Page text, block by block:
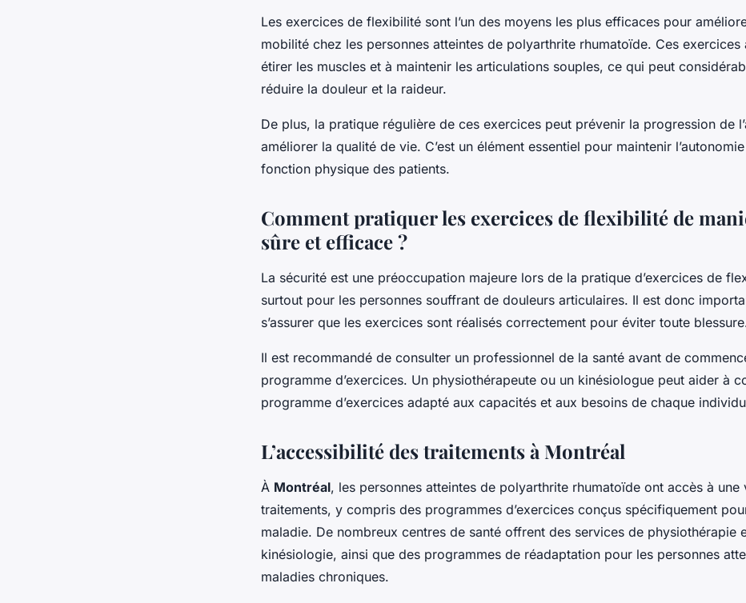
Les exercices de flexibilité sont l’un des moyens les plus efficaces pour
mobilité chez les personnes atteintes de polyarthrite rhumatoïde. Ces exercices
étirer les muscles et à maintenir les articulations souples, ce qui peut
réduire la douleur et la raideur.
De plus, la pratique régulière de ces exercices peut prévenir la progression de
améliorer la qualité de vie. C’est un élément essentiel pour maintenir
fonction physique des patients.
Comment pratiquer les exercices de flexibilité de
sûre et efficace ?
La sécurité est une préoccupation majeure lors de la pratique d’exercices de
surtout pour les personnes souffrant de douleurs articulaires. Il est donc
s’assurer que les exercices sont réalisés correctement pour éviter toute
Il est recommandé de consulter un professionnel de la santé avant de
programme d’exercices. Un physiothérapeute ou un kinésiologue peut aider à
programme d’exercices adapté aux capacités et aux besoins de chaque
L’accessibilité des traitements à Montréal
À Montréal, les personnes atteintes de polyarthrite rhumatoïde ont accès à une
traitements, y compris des programmes d’exercices conçus spécifiquement
maladie. De nombreux centres de santé offrent des services de physiothérapie
kinésiologie, ainsi que des programmes de réadaptation pour les personnes
maladies chroniques.